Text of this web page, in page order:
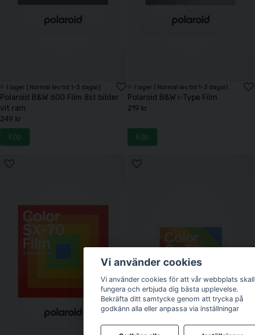
I lager ( Normal lev.tid 1-3 dagar)
Polaroid B&W 600 Film 8st bilder
vit ram
249 kr
Köp
I lager ( Normal lev.tid 1-3 dagar)
Polaroid B&W i-Type Film
219 kr
Köp
Vi använder cookies
Vi använder cookies för att vår webbplats skall
fungera och erbjuda dig bästa upplevelse.
Bekräfta ditt samtycke genom att trycka på
godkänn alla eller anpassa via inställningar